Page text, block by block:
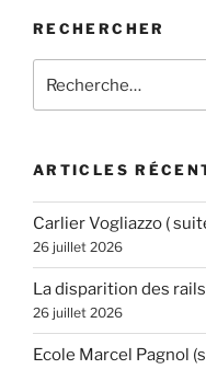
RECHERCHER
pour
ARTICLES
Carlier Vogliazzo (
26 juillet 2026
La disparition des rails
26 juillet 2026
Ecole Marcel Pagnol